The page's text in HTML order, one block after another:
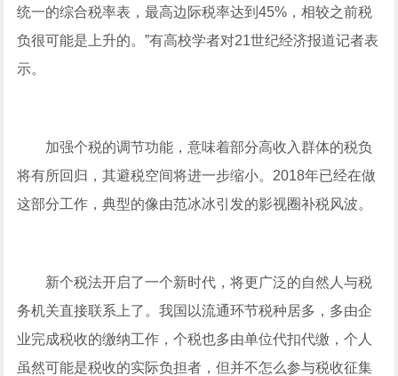
统一的综合税率表，最高边际税率达到45%，相较之前税
负很可能是上升的。”有高校学者对21世纪经济报道记者表
示。
加强个税的调节功能，意味着部分高收入群体的税负
将有所回归，其避税空间将进一步缩小。2018年已经在做
这部分工作，典型的像由范冰冰引发的影视圈补税风波。
新个税法开启了一个新时代，将更广泛的自然人与税
务机关直接联系上了。我国以流通环节税种居多，多由企
业完成税收的缴纳工作，个税也多由单位代扣代缴，个人
虽然可能是税收的实际负担者，但并不怎么参与税收征集